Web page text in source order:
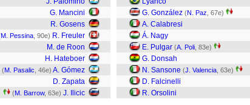
G. Mancini
R. Gosens
M. Pessina , 90e) R. Freuler
M. de Roon
H. Hateboer
(M. Pasalic , 46e) A. Gómez
D. Zapata
(M. Barrow, 63e) J. Ilicic
G. González (N. Paz , 67e)
A. Calabresi
Á. Nagy
E. Pulgar (A. Poli , 83e)
G. Donsah
N. Sansone (J. Valencia , 63e)
D. Falcinelli
R. Orsolini